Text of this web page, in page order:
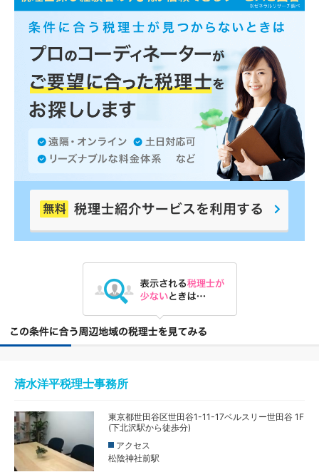
清水洋平税理士事務所
東京都世田谷区世田谷1-11-17ベルスリー世田谷 1F
(下北沢駅から徒歩分)
アクセス
松陰神社前駅